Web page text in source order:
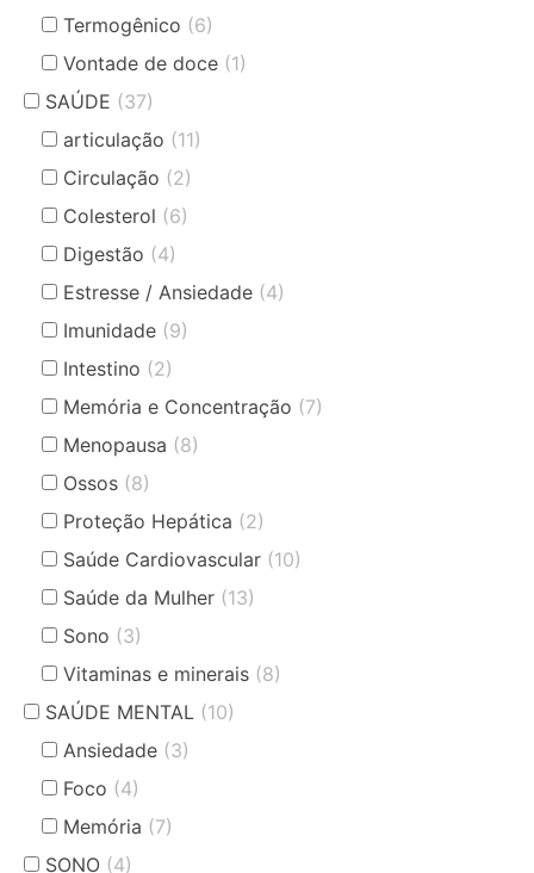
Termogênico (6)
Vontade de doce (1)
SAÚDE (37)
articulação (11)
Circulação (2)
Colesterol (6)
Digestão (4)
Estresse / Ansiedade (4)
Imunidade (9)
Intestino (2)
Memória e Concentração (7)
Menopausa (8)
Ossos (8)
Proteção Hepática (2)
Saúde Cardiovascular (10)
Saúde da Mulher (13)
Sono (3)
Vitaminas e minerais (8)
SAÚDE MENTAL (10)
Ansiedade (3)
Foco (4)
Memória (7)
SONO (4)